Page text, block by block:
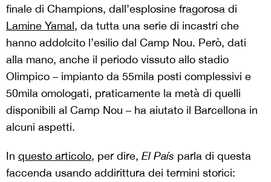
finale di Champions, dall’esplosine fragorosa di
Lamine Yamal, da tutta una serie di incastri che
hanno addolcito l’esilio dal Camp Nou. Però, dati
alla mano, anche il periodo vissuto allo stadio
Olimpico – impianto da 55mila posti complessivi e
50mila omologati, praticamente la metà di quelli
disponibili al Camp Nou – ha aiutato il Barcellona in
alcuni aspetti.
In questo articolo, per dire, El País parla di questa
faccenda usando addirittura dei termini storici: